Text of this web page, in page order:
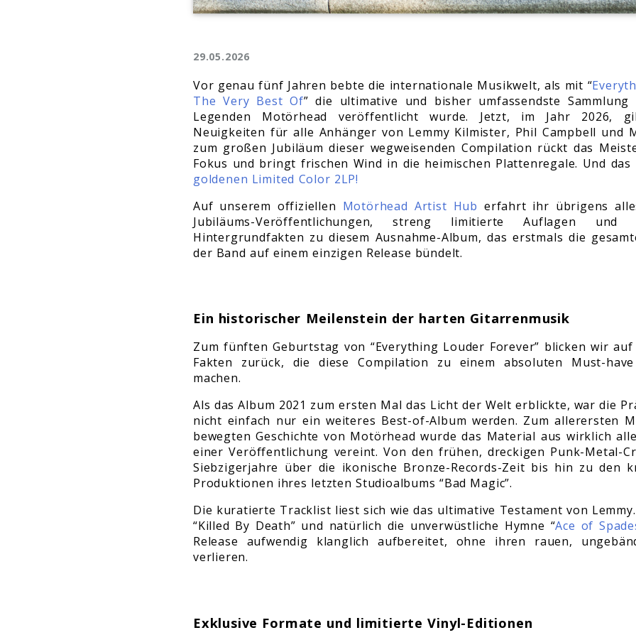
29.05.2026
Vor genau fünf Jahren bebte die internationale Musikwelt, als mit “
The Very Best Of” die ultimative und bisher umfassendste
Legenden Motörhead veröffentlicht wurde. Jetzt, im Jahr 2026,
Neuigkeiten für alle Anhänger von Lemmy Kilmister, Phil Campbell und
zum großen Jubiläum dieser wegweisenden Compilation rückt das
Fokus und bringt frischen Wind in die heimischen Plattenregale. Und
goldenen Limited Color 2LP!
Auf unserem offiziellen Motörhead Artist Hub erfahrt ihr übrigens
Jubiläums-Veröffentlichungen, streng limitierte Auflagen und
Hintergrundfakten zu diesem Ausnahme-Album, das erstmals die
der Band auf einem einzigen Release bündelt.
Ein historischer Meilenstein der harten Gitarrenmusik
Zum fünften Geburtstag von “Everything Louder Forever” blicken wir
Fakten zurück, die diese Compilation zu einem absoluten Must-
machen.
Als das Album 2021 zum ersten Mal das Licht der Welt erblickte, war die
nicht einfach nur ein weiteres Best-of-Album werden. Zum allerersten
bewegten Geschichte von Motörhead wurde das Material aus wirklich
einer Veröffentlichung vereint. Von den frühen, dreckigen Punk-Metal-
Siebzigerjahre über die ikonische Bronze-Records-Zeit bis hin zu den
Produktionen ihres letzten Studioalbums “Bad Magic”.
Die kuratierte Tracklist liest sich wie das ultimative Testament von Lemmy.
“Killed By Death” und natürlich die unverwüstliche Hymne “Ace of
Release aufwendig klanglich aufbereitet, ohne ihren rauen,
verlieren.
Exklusive Formate und limitierte Vinyl-Editionen